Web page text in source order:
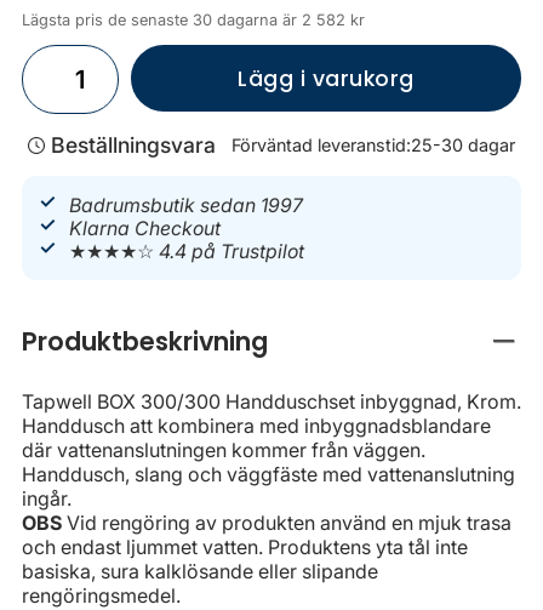
Lägsta pris de senaste 30 dagarna är 2 582 kr
Lägg i varukorg
Beställningsvara Förväntad leveranstid:25-30 dagar
Badrumsbutik sedan 1997
Klarna Checkout
★★★★☆4.4 på Trustpilot
Produktbeskrivning
Tapwell BOX 300/300 Handduschset inbyggnad, Krom.
Handdusch att kombinera med inbyggnadsblandare
där vattenanslutningen kommer från väggen.
Handdusch, slang och väggfäste med vattenanslutning
ingår.
OBS Vid rengöring av produkten använd en mjuk trasa
och endast ljummet vatten. Produktens yta tål inte
basiska, sura kalklösande eller slipande
rengöringsmedel.